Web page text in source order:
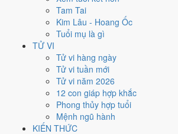
Tam Tai
Kim Lâu - Hoang Ốc
Tuổi mụ là gì
TỬ VI
Tử vi hàng ngày
Tử vi tuần mới
Tử vi năm 2026
12 con giáp hợp khắc
Phong thủy hợp tuổi
Mệnh ngũ hành
KIẾN THỨC
Nhâm Dần
Ngày Đinh Dậu có TrựcThâu (ngày thu hoạch,
Minh Đường hoàng đạo. Điểm trung bình 7
Ngày Bình Hòa, phù hợp với công việc
Sửu, Tỵ, Thìnhợp ngày; tuổiMão